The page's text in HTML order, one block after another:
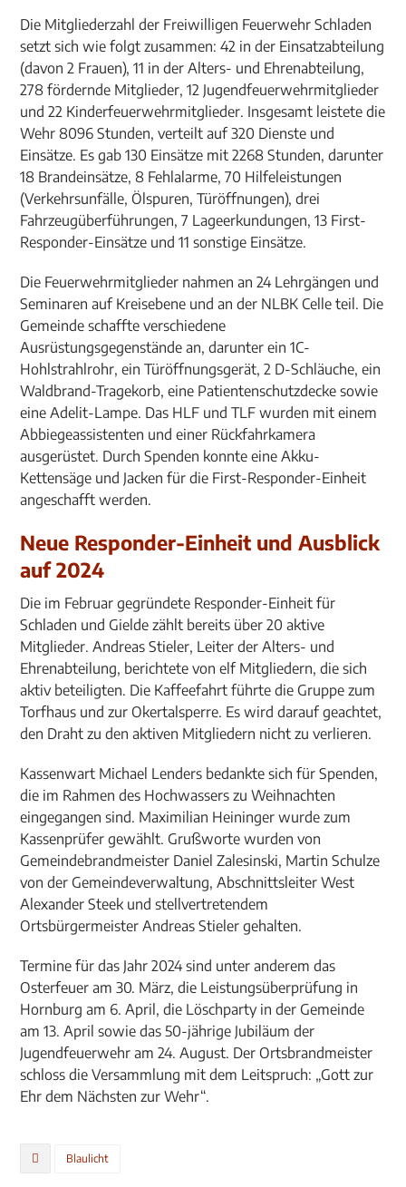
Die Mitgliederzahl der Freiwilligen Feuerwehr Schladen
setzt sich wie folgt zusammen: 42 in der Einsatzabteilung
(davon 2 Frauen), 11 in der Alters- und Ehrenabteilung,
278 fördernde Mitglieder, 12 Jugendfeuerwehrmitglieder
und 22 Kinderfeuerwehrmitglieder. Insgesamt leistete die
Wehr 8096 Stunden, verteilt auf 320 Dienste und
Einsätze. Es gab 130 Einsätze mit 2268 Stunden, darunter
18 Brandeinsätze, 8 Fehlalarme, 70 Hilfeleistungen
(Verkehrsunfälle, Ölspuren, Türöffnungen), drei
Fahrzeugüberführungen, 7 Lageerkundungen, 13 First-
Responder-Einsätze und 11 sonstige Einsätze.
Die Feuerwehrmitglieder nahmen an 24 Lehrgängen und
Seminaren auf Kreisebene und an der NLBK Celle teil. Die
Gemeinde schaffte verschiedene
Ausrüstungsgegenstände an, darunter ein 1C-
Hohlstrahlrohr, ein Türöffnungsgerät, 2 D-Schläuche, ein
Waldbrand-Tragekorb, eine Patientenschutzdecke sowie
eine Adelit-Lampe. Das HLF und TLF wurden mit einem
Abbiegeassistenten und einer Rückfahrkamera
ausgerüstet. Durch Spenden konnte eine Akku-
Kettensäge und Jacken für die First-Responder-Einheit
angeschafft werden.
Neue Responder-Einheit und Ausblick
auf 2024
Die im Februar gegründete Responder-Einheit für
Schladen und Gielde zählt bereits über 20 aktive
Mitglieder. Andreas Stieler, Leiter der Alters- und
Ehrenabteilung, berichtete von elf Mitgliedern, die sich
aktiv beteiligten. Die Kaffeefahrt führte die Gruppe zum
Torfhaus und zur Okertalsperre. Es wird darauf geachtet,
den Draht zu den aktiven Mitgliedern nicht zu verlieren.
Kassenwart Michael Lenders bedankte sich für Spenden,
die im Rahmen des Hochwassers zu Weihnachten
eingegangen sind. Maximilian Heininger wurde zum
Kassenprüfer gewählt. Grußworte wurden von
Gemeindebrandmeister Daniel Zalesinski, Martin Schulze
von der Gemeindeverwaltung, Abschnittsleiter West
Alexander Steek und stellvertretendem
Ortsbürgermeister Andreas Stieler gehalten.
Termine für das Jahr 2024 sind unter anderem das
Osterfeuer am 30. März, die Leistungsüberprüfung in
Hornburg am 6. April, die Löschparty in der Gemeinde
am 13. April sowie das 50-jährige Jubiläum der
Jugendfeuerwehr am 24. August. Der Ortsbrandmeister
schloss die Versammlung mit dem Leitspruch: „Gott zur
Ehr dem Nächsten zur Wehr“.
Blaulicht